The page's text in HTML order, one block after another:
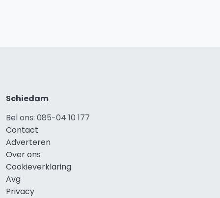
Schiedam
Bel ons: 085-04 10 177
Contact
Adverteren
Over ons
Cookieverklaring
Avg
Privacy